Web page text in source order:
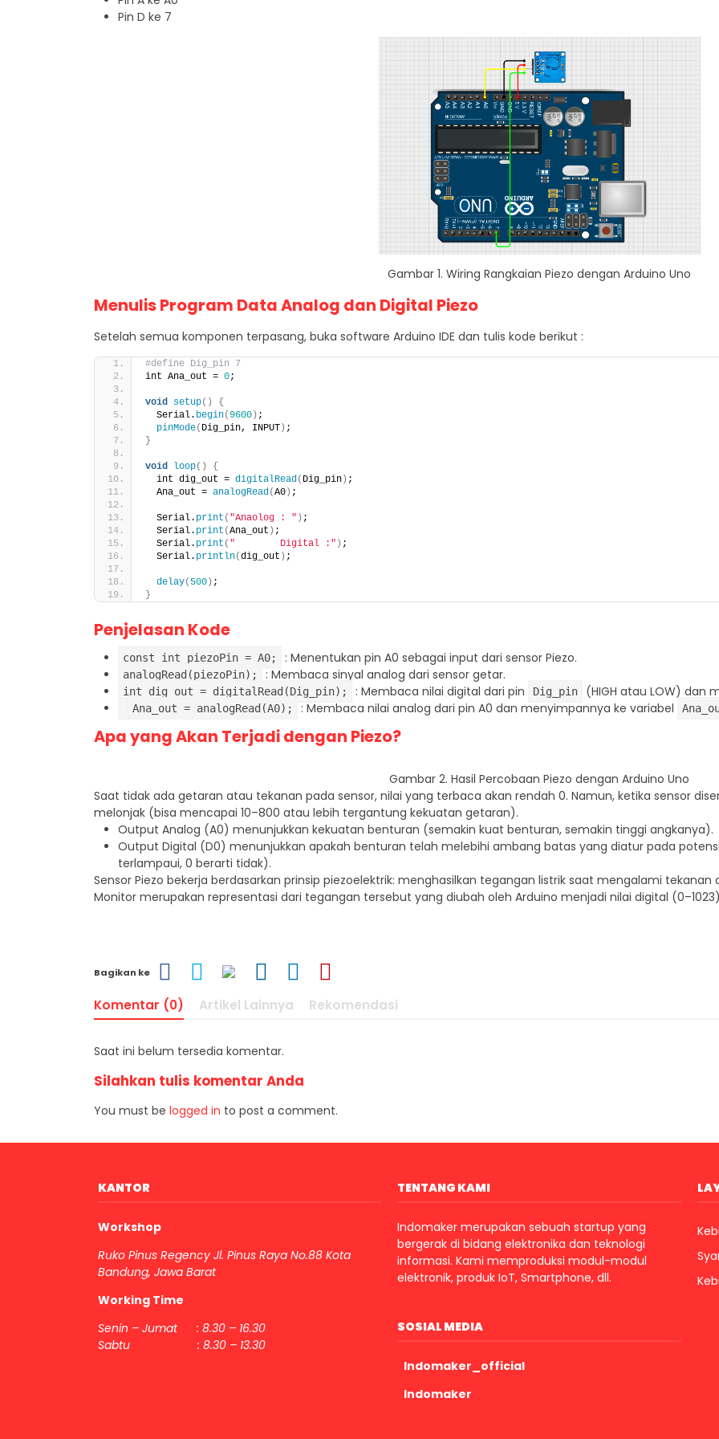
Pin D ke 7
Gambar 1. Wiring Rangkaian Piezo dengan Arduino Uno
Menulis Program Data Analog dan Digital Piezo
Setelah semua komponen terpasang, buka software Arduino IDE dan tulis kode berikut :
#define Dig_pin 7
int Ana_out = 0;
void setup()
{
  Serial.
begin(9600) ;
pinMode( Dig_pin, INPUT) ;
}
void loop()
{
  int dig_out =
digitalRead ( Dig_pin) ;
  Ana_out =
analogRead (A0) ;
  Serial.
print ( "Anaolog : " ) ;
  Serial.
print (Ana_out ) ;
  Serial.
print ( "        Digital :" ) ;
  Serial.
println(dig_out ) ;
delay( 500) ;
}
Penjelasan Kode
const int piezoPin = A0; : Menentukan pin A0 sebagai input dari sensor Piezo.
analogRead(piezoPin); : Membaca sinyal analog dari sensor getar.
int dig_out = digitalRead(Dig_pin); : Membaca nilai digital dari pin Dig_pin (HIGH atau LOW) dan
Ana_out = analogRead(A0); : Membaca nilai analog dari pin A0 dan menyimpannya ke variabel
Apa yang Akan Terjadi dengan Piezo?
Gambar 2. Hasil Percobaan Piezo dengan Arduino Uno
Saat tidak ada getaran atau tekanan pada sensor, nilai yang terbaca akan rendah 0. Namun, ketika sensor
melonjak (bisa mencapai 10–800 atau lebih tergantung kekuatan getaran).
Output Analog (A0) menunjukkan kekuatan benturan (semakin kuat benturan, semakin tinggi angkanya).
Output Digital (D0) menunjukkan apakah benturan telah melebihi ambang batas yang diatur pada
terlampaui, 0 berarti tidak).
Sensor Piezo bekerja berdasarkan prinsip piezoelektrik: menghasilkan tegangan listrik saat mengalami
Monitor merupakan representasi dari tegangan tersebut yang diubah oleh Arduino menjadi nilai digital
Bagikan ke
Komentar (0) Artikel Lainnya Rekomendasi
Saat ini belum tersedia komentar.
Silahkan tulis komentar Anda
You must be logged in to post a comment.
KANTOR
Workshop
Ruko Pinus Regency Jl. Pinus Raya No.88 Kota
Bandung, Jawa Barat
Working Time
Senin – Jumat : 8.30 – 16.30
Sabtu : 8.30 – 13.30
TENTANG KAMI
Indomaker merupakan sebuah startup yang
bergerak di bidang elektronika dan teknologi
informasi. Kami memproduksi modul-modul
elektronik, produk IoT, Smartphone, dll.
SOSIAL MEDIA
Indomaker_official
Indomaker